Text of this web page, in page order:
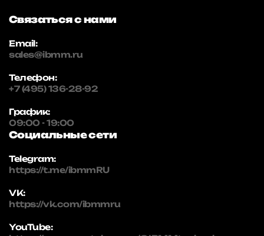
Связаться с нами
Email:
sales@ibmm.ru
Телефон:
+7 (495) 136-28-92
График:
09:00 - 19:00
Социальные сети
Telegram:
https://t.me/ibmmRU
VK:
https://vk.com/ibmmru
YouTube: